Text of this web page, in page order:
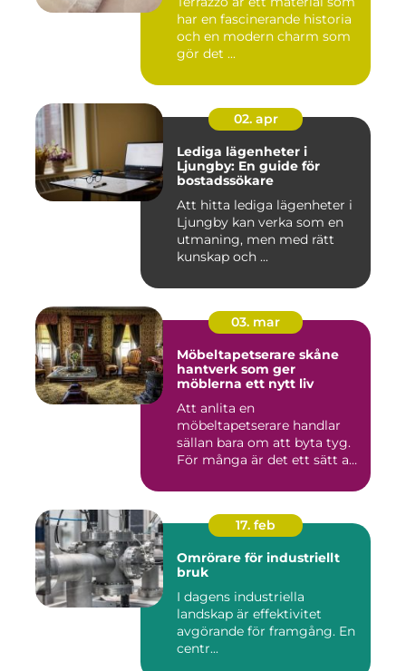
har en fascinerande historia
och en modern charm som
gör det ...
02. apr
Lediga lägenheter i
Ljungby: En guide för
bostadssökare
Att hitta lediga lägenheter i
Ljungby kan verka som en
utmaning, men med rätt
kunskap och ...
03. mar
Möbeltapetserare skåne
hantverk som ger
möblerna ett nytt liv
Att anlita en
möbeltapetserare handlar
sällan bara om att byta tyg.
För många är det ett sätt att
17. feb
Omrörare för industriellt
bruk
I dagens industriella
landskap är effektivitet
avgörande för framgång. En
centr...